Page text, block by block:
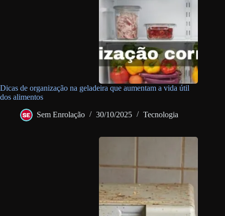
Dicas de organização na geladeira que aumentam a vida útil
dos alimentos
Sem Enrolação 30/10/2025 Tecnologia